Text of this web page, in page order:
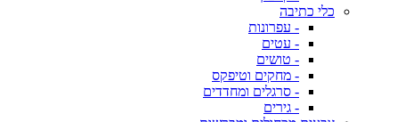
כלי כתיבה
- עפרונות
- עטים
- טושים
- מחקים וטיפקס
- סרגלים ומחדדים
- גירים